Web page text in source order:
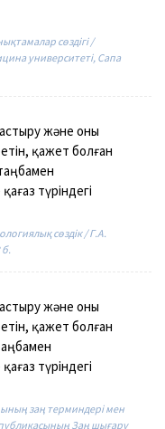
сөздігі /
университеті, Сапа
және оны
қажет болған
түріндегі
сөздік / Г.А.
және оны
қажет болған
түріндегі
заң терминдері мен
Заң шығару